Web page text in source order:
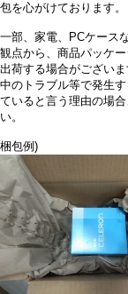
包を心がけております。
一部、家電、PCケース
観点から、商品パッケ
出荷する場合がござい
中のトラブル等で発生
ていると言う理由の場
い。
梱包例)